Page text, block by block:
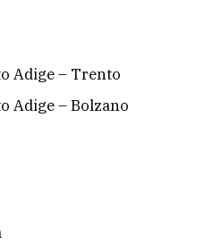
Adige – Trento
Adige – Bolzano